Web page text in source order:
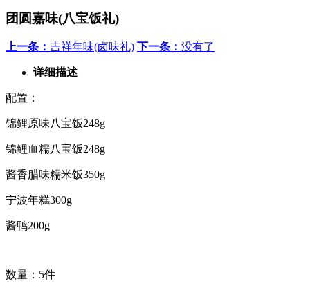
团圆嘉味(八宝饭礼)
上一条： 吉祥年味(卤味礼) 下一条： 没有了
详细描述
配置：
锦鲤原味八宝饭248g
锦鲤血糯八宝饭248g
酱香腊味糯米饭350g
宁波年糕300g
酱鸭200g
数量：5件